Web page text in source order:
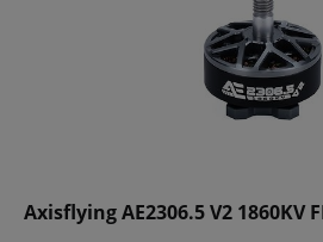
Axisflying AE2306.5 V2 1860KV